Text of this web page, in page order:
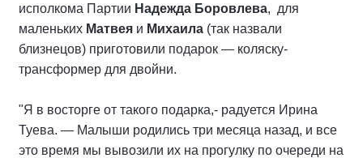
исполкома Партии Надежда Боровлева, для
маленьких Матвея и Михаила (так назвали
близнецов) приготовили подарок — коляску-
трансформер для двойни.
"Я в восторге от такого подарка,- радуется Ирина
Туева. — Малыши родились три месяца назад, и все
это время мы вывозили их на прогулку по очереди на